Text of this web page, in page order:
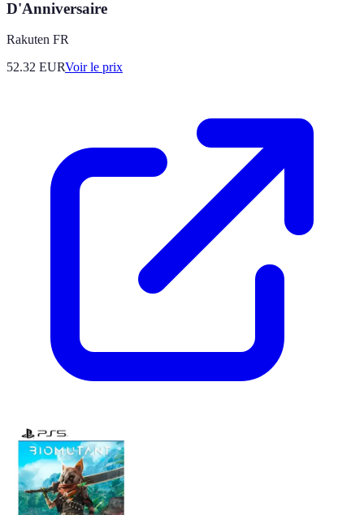
D'Anniversaire
Rakuten FR
52.32 EURVoir le prix